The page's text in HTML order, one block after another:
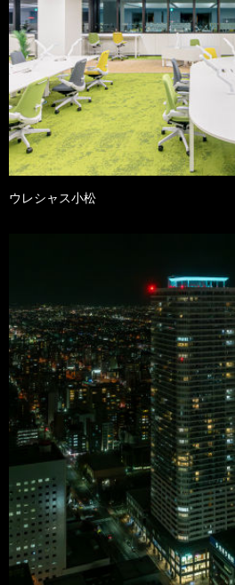
ウレシャス小松